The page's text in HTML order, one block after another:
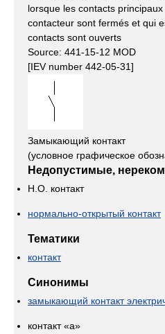
lorsque les contacts
contacteur sont fermés et qui
contacts sont ouverts
Source: 441-15-12 MOD
[IEV number 442-05-31]
Замыкающий контакт
(условное графическое
Недопустимые,
Н.О. контакт
нормально-открытый контакт
Тематики
контакт
Синонимы
замыкающий контакт
контакт «а»